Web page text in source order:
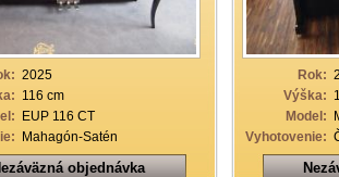
2025
116 cm
EUP 116 CT
Mahagón-Satén
objednávka
Rok:
Výška:
Model:
Vyhotovenie: